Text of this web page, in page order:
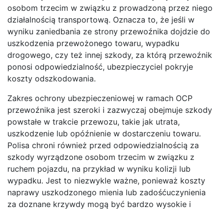
osobom trzecim w związku z prowadzoną przez niego
działalnością transportową. Oznacza to, że jeśli w
wyniku zaniedbania ze strony przewoźnika dojdzie do
uszkodzenia przewożonego towaru, wypadku
drogowego, czy też innej szkody, za którą przewoźnik
ponosi odpowiedzialność, ubezpieczyciel pokryje
koszty odszkodowania.
Zakres ochrony ubezpieczeniowej w ramach OCP
przewoźnika jest szeroki i zazwyczaj obejmuje szkody
powstałe w trakcie przewozu, takie jak utrata,
uszkodzenie lub opóźnienie w dostarczeniu towaru.
Polisa chroni również przed odpowiedzialnością za
szkody wyrządzone osobom trzecim w związku z
ruchem pojazdu, na przykład w wyniku kolizji lub
wypadku. Jest to niezwykle ważne, ponieważ koszty
naprawy uszkodzonego mienia lub zadośćuczynienia
za doznane krzywdy mogą być bardzo wysokie i